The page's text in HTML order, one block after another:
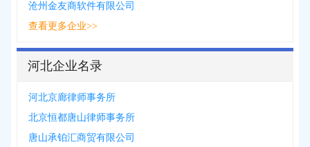
沧州金友商软件有限公司
查看更多企业>>
河北企业名录
河北京廊律师事务所
北京恒都唐山律师事务所
唐山承铂汇商贸有限公司